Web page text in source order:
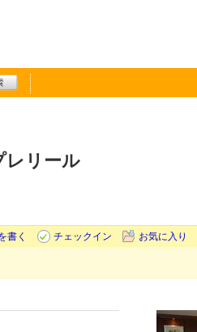
レリール
書く
チェックイン お気に入り